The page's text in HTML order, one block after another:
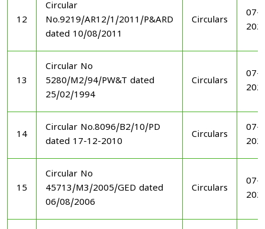
12
Circular
No.9219/AR12/1/2011/P&ARD
dated 10/08/2011
Circulars
07-
13
Circular No
5280/M2/94/PW&T dated
25/02/1994
Circulars
07-
14
Circular No.8096/B2/10/PD
dated 17-12-2010
Circulars
07-
15
Circular No
45713/M3/2005/GED dated
06/08/2006
Circulars
07-